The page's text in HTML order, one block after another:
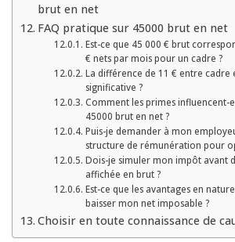
brut en net
FAQ pratique sur 45000 brut en net
Est-ce que 45 000 € brut
€ nets par mois pour un cadre ?
La différence de 11 € entre cadre
significative ?
Comment les primes influencent-
45000 brut en net ?
Puis-je demander à mon
structure de rémunération pour
Dois-je simuler mon impôt avant
affichée en brut ?
Est-ce que les avantages en
baisser mon net imposable ?
Choisir en toute connaissance de